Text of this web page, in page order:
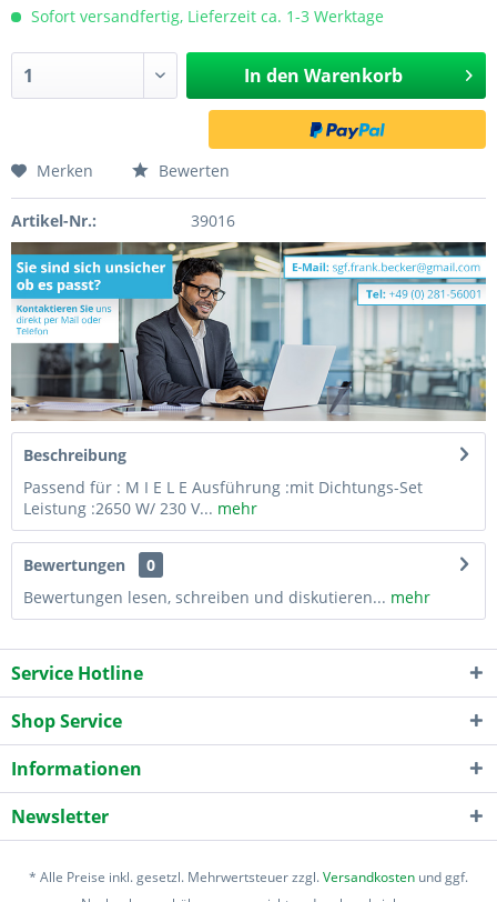
Sofort versandfertig, Lieferzeit ca. 1-3 Werktage
In den Warenkorb
Merken Bewerten
Artikel-Nr.: 39016
Beschreibung
Passend für : M I E L E Ausführung :mit Dichtungs-Set
Leistung :2650 W/ 230 V... mehr
Bewertungen
0
Bewertungen lesen, schreiben und diskutieren... mehr
Service Hotline
Shop Service
Informationen
Newsletter
* Alle Preise inkl. gesetzl. Mehrwertsteuer zzgl.Versandkosten und ggf.